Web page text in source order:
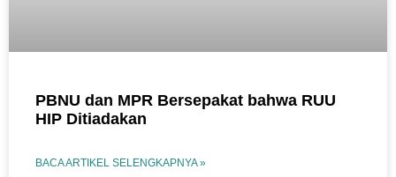
PBNU dan MPR Bersepakat bahwa RUU
HIP Ditiadakan
BACA ARTIKEL SELENGKAPNYA »